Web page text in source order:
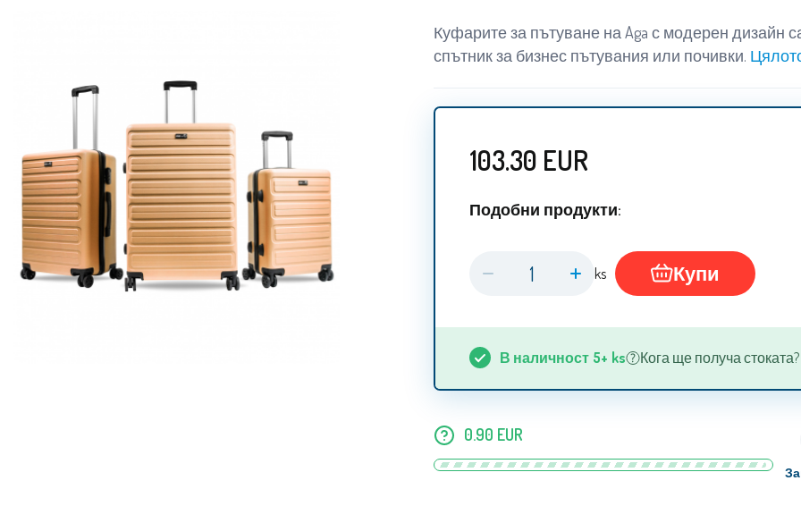
Куфарите за пътуване на Aga с модерен дизайн
спътник за бизнес пътувания или почивки.
103.30 EUR
Подобни продукти:
ks Купи
В наличност 5+ ks Кога ще получа стоката?
0.90 EUR